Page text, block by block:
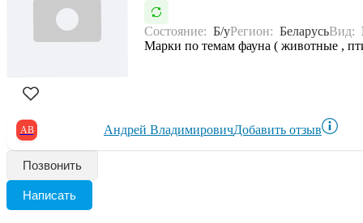
Состояние: Б/уРегион: БеларусьВид:
Марки по темам фауна ( животные ,
АВ Андрей ВладимировичДобавить отзыв
Позвонить
Написать